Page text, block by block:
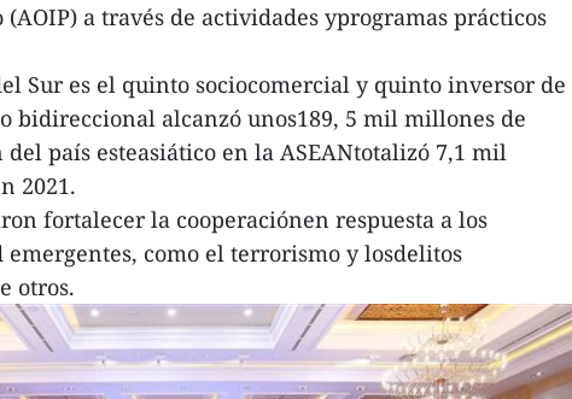
a través de actividades yprogramas prácticos
Sur es el quinto sociocomercial y quinto inversor de
bidireccional alcanzó unos189, 5 mil millones de
país esteasiático en la ASEANtotalizó 7,1 mil
2021.
fortalecer la cooperaciónen respuesta a los
emergentes, como el terrorismo y losdelitos
otros.